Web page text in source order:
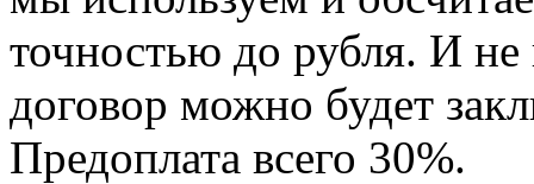
точностью до рубля. И не
договор можно будет
Предоплата всего 30%.